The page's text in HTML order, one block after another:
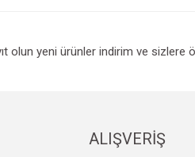
olun yeni ürünler indirim ve sizlere
ALIŞVERİŞ